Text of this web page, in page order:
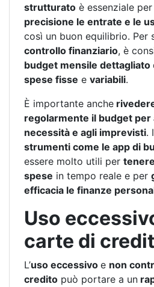
strutturato è essenziale per
precisione le entrate e le
così un buon equilibrio. Per
controllo finanziario, è
budget mensile dettagliato
spese fisse e variabili.
È importante anche
regolarmente il budget per
necessità e agli imprevisti.
strumenti come le app di
essere molto utili per
spese in tempo reale e per
efficacia le finanze
Uso
carte di
L’uso eccessivo e non
credito può portare a un